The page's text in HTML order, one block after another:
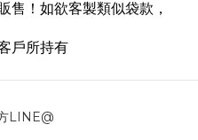
售！如欲客製類似袋款，
戶所持有